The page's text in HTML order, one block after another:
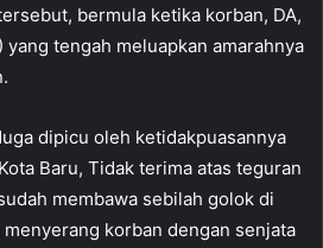
bermula ketika korban, DA,
tengah meluapkan amarahnya
dipicu oleh ketidakpuasannya
Baru, Tidak terima atas teguran
membawa sebilah golok di
korban dengan senjata